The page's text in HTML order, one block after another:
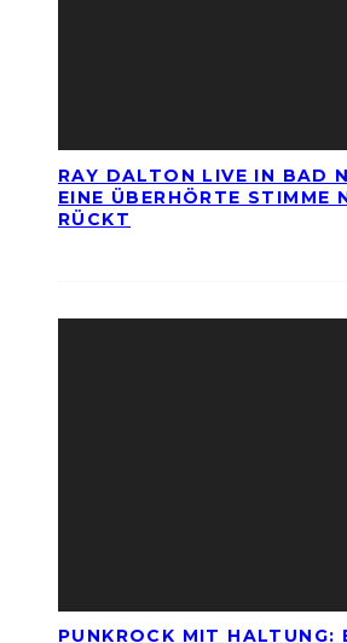
RAY DALTON LIVE IN BAD
EINE ÜBERHÖRTE STIMME
RÜCKT
PUNKROCK MIT HALTUNG: